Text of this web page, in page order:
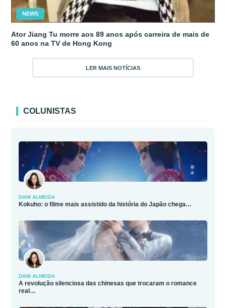
NEWS
Ator Jiang Tu morre aos 89 anos após carreira de mais de
60 anos na TV de Hong Kong
LER MAIS NOTÍCIAS
COLUNISTAS
DANI ALMEIDA
Kokuho: o filme mais assistido da história do Japão chega…
DANI ALMEIDA
A revolução silenciosa das chinesas que trocaram o romance
real…